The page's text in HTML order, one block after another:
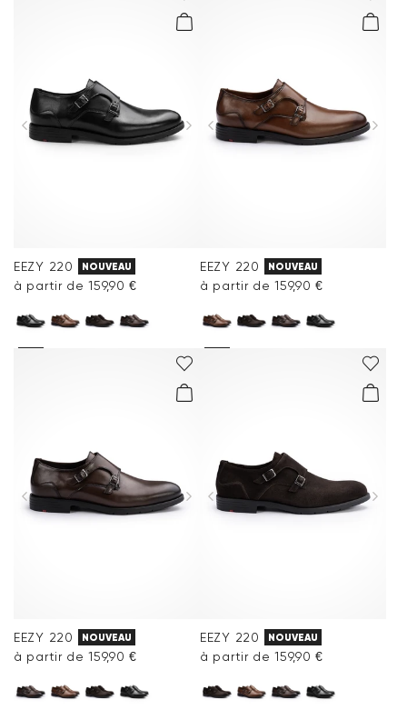
EEZY 220 NOUVEAU
à partir de 159,90 €
EEZY 220 NOUVEAU
à partir de 159,90 €
EEZY 220 NOUVEAU
à partir de 159,90 €
EEZY 220 NOUVEAU
à partir de 159,90 €